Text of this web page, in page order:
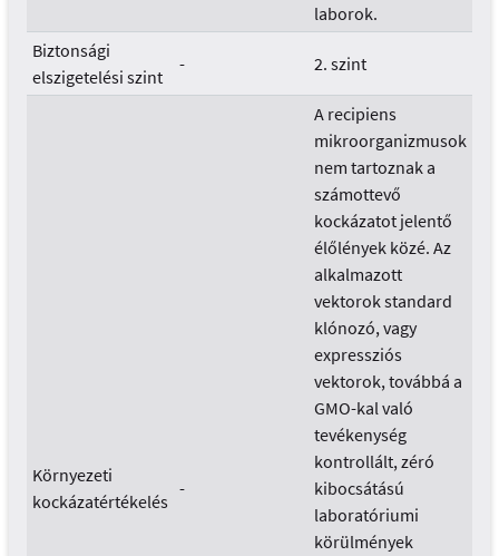
laborok.
Biztonsági
elszigetelési szint
- 2. szint
Környezeti
kockázatértékelés
-
A recipiens
mikroorganizmusok
nem tartoznak a
számottevő
kockázatot jelentő
élőlények közé. Az
alkalmazott
vektorok standard
klónozó, vagy
expressziós
vektorok, továbbá a
GMO-kal való
tevékenység
kontrollált, zéró
kibocsátású
laboratóriumi
körülmények